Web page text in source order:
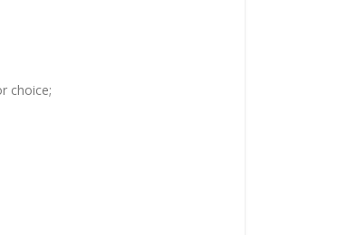
choice;